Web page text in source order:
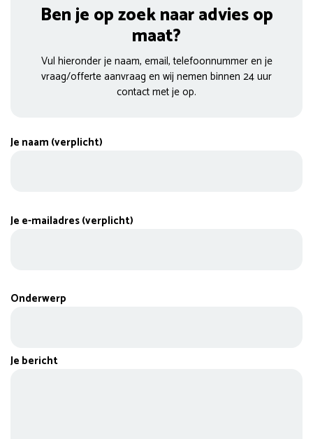
Ben je op zoek naar advies op
maat?
Vul hieronder je naam, email, telefoonnummer en je
vraag/offerte aanvraag en wij nemen binnen 24 uur
contact met je op.
Je naam (verplicht)
Je e-mailadres (verplicht)
Onderwerp
Je bericht